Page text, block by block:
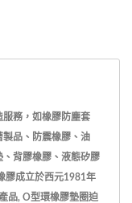
務，如橡膠防塵套
品、防震橡膠、油
背膠橡膠、液態矽膠
膠成立於西元1981年
品, O型環橡膠墊圈迫